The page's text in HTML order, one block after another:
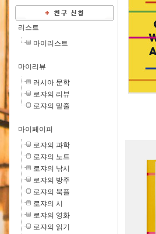
리스트
마이리스트
마이리뷰
러시아 문학
로쟈의 리뷰
로쟈의 밑줄
마이페이퍼
로쟈의 과학
로쟈의 노트
로쟈의 낚시
로쟈의 방주
로쟈의 북플
로쟈의 시
로쟈의 영화
로쟈의 읽기